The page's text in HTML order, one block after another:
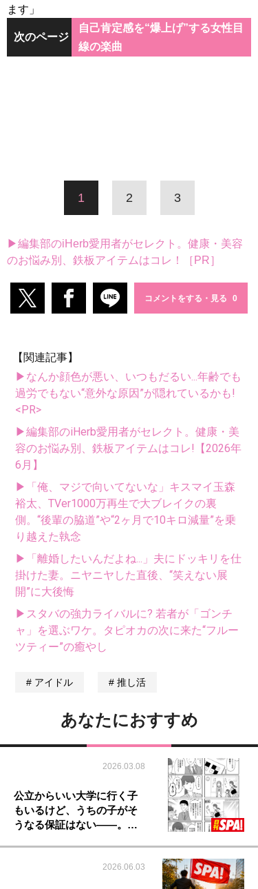
ます」
次のページ
自己肯定感を“爆上げ”する女性目
線の楽曲
1 2 3
▶編集部のiHerb愛用者がセレクト。健康・美容
のお悩み別、鉄板アイテムはコレ！［PR］
コメントをする・見る
【関連記事】
▶なんか顔色が悪い、いつもだるい...年齢でも
過労でもない“意外な原因”が隠れているかも!
<PR>
▶編集部のiHerb愛用者がセレクト。健康・美
容のお悩み別、鉄板アイテムはコレ!【2026年
6月】
▶「俺、マジで向いてないな」キスマイ玉森
裕太、TVer1000万再生で大ブレイクの裏
側。“後輩の脇道”や“2ヶ月で10キロ減量”を乗
り越えた執念
▶「離婚したいんだよね...」夫にドッキリを仕
掛けた妻。ニヤニヤした直後、“笑えない展
開”に大後悔
▶スタバの強力ライバルに? 若者が「ゴンチ
ャ」を選ぶワケ。タピオカの次に来た“フルー
ツティー”の癒やし
アイドル 推し活
あなたにおすすめ
2026.03.08
公立からいい大学に行く子
もいるけど、うちの子がそ
うなる保証はない――。…
2026.06.03